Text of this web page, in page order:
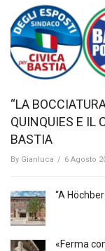
“LA
QUINQUIES E IL
BASTIA
By Gianluca / 6 Agosto
“A
«Ferma